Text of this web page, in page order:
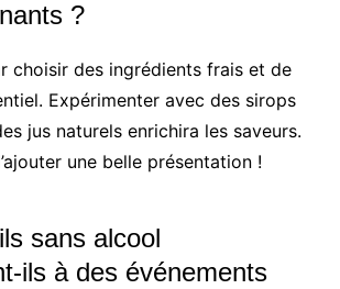
?
choisir des ingrédients frais et de
Expérimenter avec des sirops
jus naturels enrichira les saveurs.
une belle présentation !
sans alcool
ils à des événements